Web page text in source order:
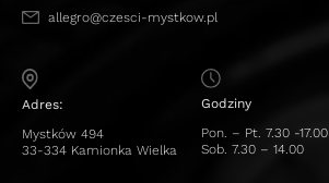
allegro@czesci-mystkow.pl
Adres:
Mystków 494
33-334 Kamionka Wielka
Godziny
Pon. – Pt. 7.30 -17.00
Sob. 7.30 – 14.00